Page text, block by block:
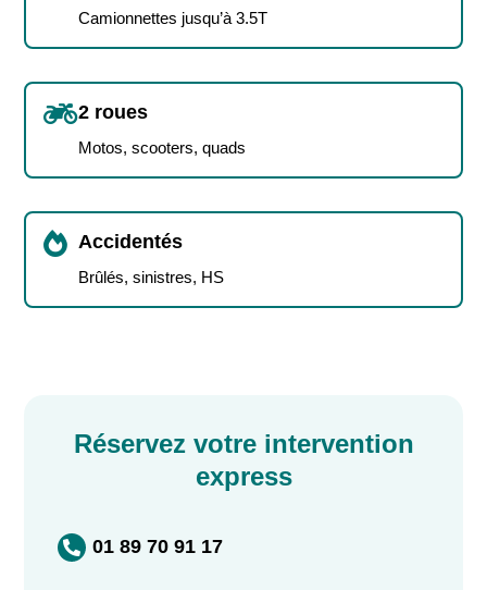
Camionnettes jusqu’à 3.5T
2 roues
Motos, scooters, quads
 Accidentés
Brûlés, sinistres, HS
Réservez votre intervention
express
 01 89 70 91 17